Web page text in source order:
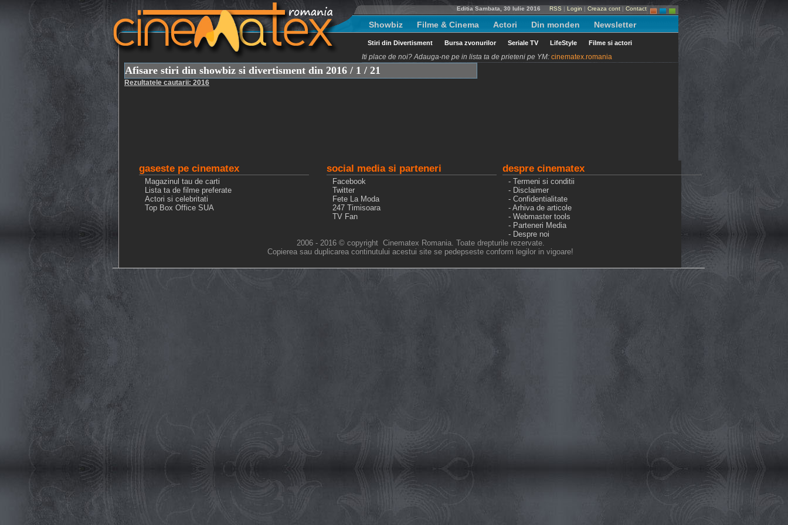
Editia Sambata, 30 Iulie 2016 RSS | Login | Creaza cont | Contact
Showbiz Filme & Cinema Actori Din monden Newsletter
Stiri din Divertisment Bursa zvonurilor Seriale TV LifeStyle Filme si actori
Iti place de noi? Adauga-ne pe in lista ta de prieteni pe YM: cinematex.romania
Afisare stiri din showbiz si divertisment din 2016 / 1 / 21
Rezultatele cautarii: 2016
gaseste pe cinematex
Magazinul tau de carti
Lista ta de filme preferate
Actori si celebritati
Top Box Office SUA
despre cinematex
- Termeni si conditii
- Disclaimer
- Confidentialitate
- Arhiva de articole
- Webmaster tools
- Parteneri Media
- Despre noi
social media si parteneri
Facebook
Twitter
Fete La Moda
247 Timisoara
TV Fan
2006 - 2016 © copyright Cinematex Romania. Toate drepturile rezervate.
Copierea sau duplicarea continutului acestui site se pedepseste conform legilor in vigoare!